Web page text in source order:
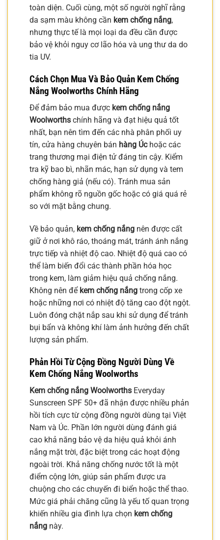
toàn diện. Cuối cùng, một số người nghĩ rằng
da sạm màu không cần kem chống nắng,
nhưng thực tế là mọi loại da đều cần được
bảo vệ khỏi nguy cơ lão hóa và ung thư da do
tia UV.
Cách Chọn Mua Và Bảo Quản Kem Chống
Nắng Woolworths Chính Hãng
Để đảm bảo mua được kem chống nắng
Woolworths chính hãng và đạt hiệu quả tốt
nhất, bạn nên tìm đến các nhà phân phối uy
tín, cửa hàng chuyên bán hàng Úchoặc các
trang thương mại điện tử đáng tin cậy. Kiểm
tra kỹ bao bì, nhãn mác, hạn sử dụng và tem
chống hàng giả (nếu có). Tránh mua sản
phẩm không rõ nguồn gốc hoặc có giá quá rẻ
so với mặt bằng chung.
Về bảo quản, kem chống nắng nên được cất
giữ ở nơi khô ráo, thoáng mát, tránh ánh nắng
trực tiếp và nhiệt độ cao. Nhiệt độ quá cao có
thể làm biến đổi các thành phần hóa học
trong kem, làm giảm hiệu quả chống nắng.
Không nên để kem chống nắng trong cốp xe
hoặc những nơi có nhiệt độ tăng cao đột ngột.
Luôn đóng chặt nắp sau khi sử dụng để tránh
bụi bẩn và không khí làm ảnh hưởng đến chất
lượng sản phẩm.
Phản Hồi Từ Cộng Đồng Người Dùng Về
Kem Chống Nắng Woolworths
Kem chống nắng Woolworths Everyday
Sunscreen SPF 50+ đã nhận được nhiều phản
hồi tích cực từ cộng đồng người dùng tại Việt
Nam và Úc. Phần lớn người dùng đánh giá
cao khả năng bảo vệ da hiệu quả khỏi ánh
nắng mặt trời, đặc biệt trong các hoạt động
ngoài trời. Khả năng chống nước tốt là một
điểm cộng lớn, giúp sản phẩm được ưa
chuộng cho các chuyến đi biển hoặc thể thao.
Mức giá phải chăng cũng là yếu tố quan trọng
khiến nhiều gia đình lựa chọn kem chống
nắng này.